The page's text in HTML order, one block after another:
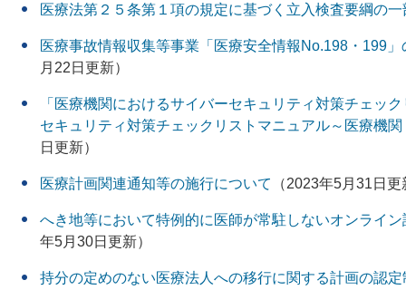
医療法第２５条第１項の規定に基づく立入検査要綱の
医療事故情報収集等事業「医療安全情報No.198・199
月22日更新）
「医療機関におけるサイバーセキュリティ対策チェッ
セキュリティ対策チェックリストマニュアル～医療機
日更新）
医療計画関連通知等の施行について （2023年5月31日更
へき地等において特例的に医師が常駐しないオンライ
年5月30日更新）
持分の定めのない医療法人への移行に関する計画の認